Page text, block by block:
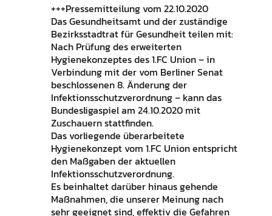
+++Pressemitteilung vom 22.10.2020
Das Gesundheitsamt und der zuständige
Bezirksstadtrat für Gesundheit teilen mit:
Nach Prüfung des erweiterten
Hygienekonzeptes des 1.FC Union – in
Verbindung mit der vom Berliner Senat
beschlossenen 8. Änderung der
Infektionsschutzverordnung – kann das
Bundesligaspiel am 24.10.2020 mit
Zuschauern stattfinden.
Das vorliegende überarbeitete
Hygienekonzept vom 1.FC Union entspricht
den Maßgaben der aktuellen
Infektionsschutzverordnung.
Es beinhaltet darüber hinaus gehende
Maßnahmen, die unserer Meinung nach
sehr geeignet sind, effektiv die Gefahren